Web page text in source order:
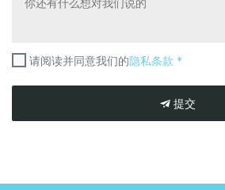
请阅读并同意我们的隐私条款 *
提交